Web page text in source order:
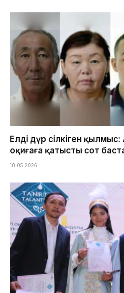
Елді дүр сілкіген
оқиғаға қатысты сот
18.05.2026